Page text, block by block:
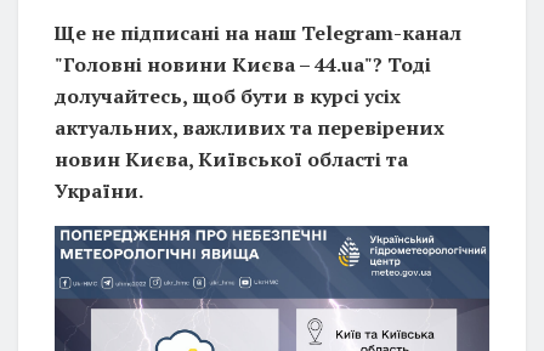
Ще не підписані на наш Telegram-канал
"Головні новини Києва – 44.ua"? Тоді
долучайтесь, щоб бути в курсі усіх
актуальних, важливих та перевірених
новин Києва, Київської області та
України.